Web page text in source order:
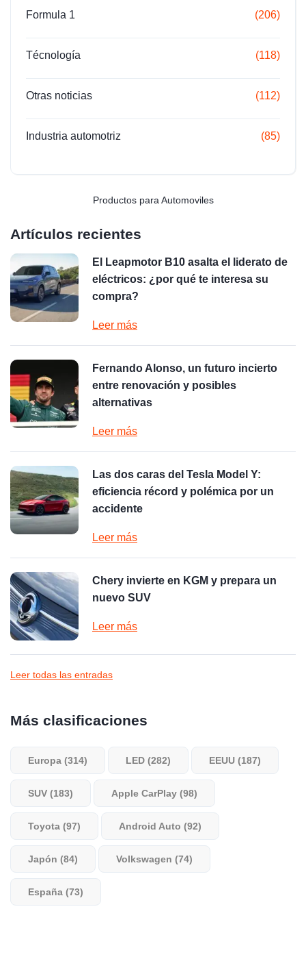
Formula 1 (206)
Técnología (118)
Otras noticias (112)
Industria automotriz (85)
Productos para Automoviles
Artículos recientes
El Leapmotor B10 asalta el liderato de
eléctricos: ¿por qué te interesa su
compra?
Leer más
Fernando Alonso, un futuro incierto
entre renovación y posibles
alternativas
Leer más
Las dos caras del Tesla Model Y:
eficiencia récord y polémica por un
accidente
Leer más
Chery invierte en KGM y prepara un
nuevo SUV
Leer más
Leer todas las entradas
Más clasificaciones
Europa (314) LED (282) EEUU (187)
SUV (183) Apple CarPlay (98)
Toyota (97) Android Auto (92)
Japón (84) Volkswagen (74)
España (73)